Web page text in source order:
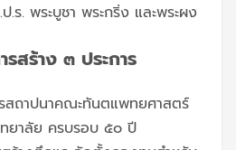
ร. พระบูชา พระกริ่ง และพระผง
สร้าง ๓ ประการ
สถาปนาคณะทันตแพทยศาสตร์
ยาลัย ครบรอบ ๕๐ ปี